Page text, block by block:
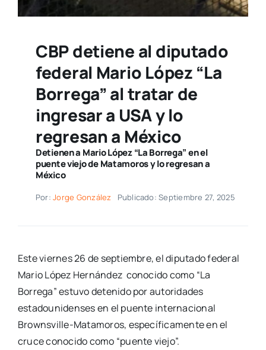
CBP detiene al diputado
federal Mario López “La
Borrega” al tratar de
ingresar a USA y lo
regresan a México
Detienen a Mario López “La Borrega” en el
puente viejo de Matamoros y lo regresan a
México
Por:Jorge González Publicado: Septiembre 27, 2025
Este viernes 26 de septiembre, el diputado federal
Mario López Hernández conocido como “La
Borrega” estuvo detenido por autoridades
estadounidenses en el puente internacional
Brownsville-Matamoros, específicamente en el
cruce conocido como “puente viejo”.